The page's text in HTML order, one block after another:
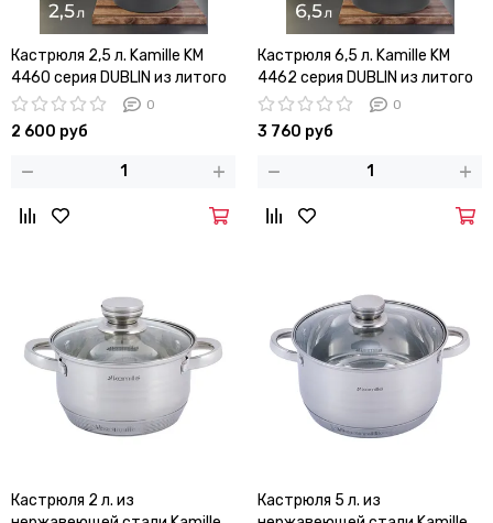
Кастрюля 2,5 л. Kamille KM
4460 серия DUBLIN из литого
алюминия с антипригарным
покрытием с крышкой
0
2 600 руб
Кастрюля 6,5 л. Kamille KM
4462 серия DUBLIN из литого
алюминия с антипригарным
покрытием с крышкой
0
3 760 руб
Кастрюля 2 л. из
Кастрюля 5 л. из